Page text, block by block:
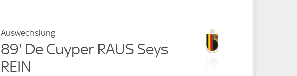
Auswechslung
89' De Cuyper RAUS Seys
REIN